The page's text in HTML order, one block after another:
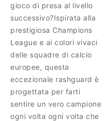
gioco di presa al livello
successivo?Ispirata alla
prestigiosa Champions
League e ai colori vivaci
delle squadre di calcio
europee, questa
eccezionale rashguard è
progettata per farti
sentire un vero campione
ogni volta ogni volta che